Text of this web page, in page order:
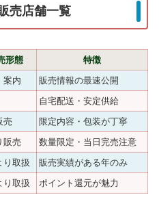
売店舗一覧
形態
特徴
案内
販売情報の最速公開
自宅配送・安定供給
売
限定内容・包装が丁寧
販売
数量限定・当日完売注意
り取扱
販売実績がある年のみ
り取扱 ポイント還元が魅力